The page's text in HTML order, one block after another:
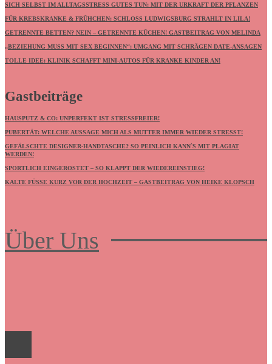
SICH SELBST IM ALLTAGSSTRESS GUTES TUN: MIT DER URKRAFT DER PFLANZEN
FÜR KREBSKRANKE & FRÜHCHEN: SCHLOSS LUDWIGSBURG STRAHLT IN LILA!
GETRENNTE BETTEN? NEIN – GETRENNTE KÜCHEN! GASTBEITRAG VON MELINDA
„BEZIEHUNG MUSS MIT SEX BEGINNEN“: UMGANG MIT SCHRÄGEN DATE-ANSAGEN
TOLLE IDEE: KLINIK SCHAFFT MINI-AUTOS FÜR KRANKE KINDER AN!
Gastbeiträge
HAUSPUTZ & CO: UNPERFEKT IST STRESSFREIER!
PUBERTÄT: WELCHE AUSSAGE MICH ALS MUTTER IMMER WIEDER STRESST!
GEFÄLSCHTE DESIGNER-HANDTASCHE? SO PEINLICH KANN`S MIT PLAGIAT
WERDEN!
SPORTLICH EINGEROSTET – SO KLAPPT DER WIEDEREINSTIEG!
KALTE FÜSSE KURZ VOR DER HOCHZEIT – GASTBEITRAG VON HEIKE KLOPSCH
Über Uns